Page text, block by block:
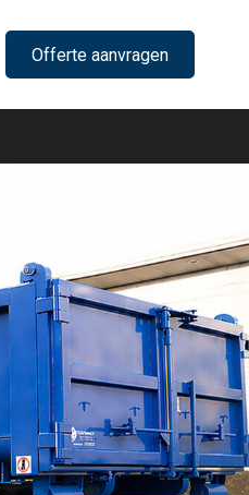
Offerte aanvragen